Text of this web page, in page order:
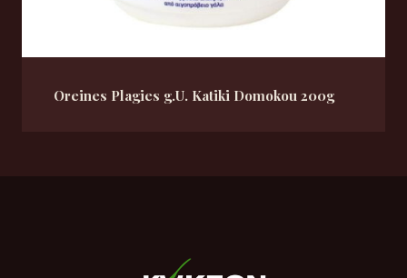
Oreines Plagies g.U. Katiki Domokou 200g